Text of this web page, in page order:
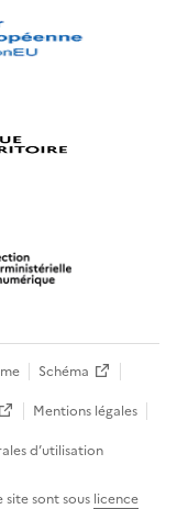
Schéma
Mentions légales
d’utilisation
sont sous licence